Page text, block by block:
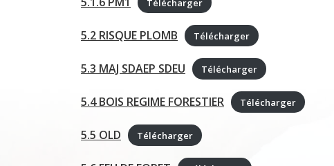
Télécharger
5.2 RISQUE PLOMB Télécharger
5.3 MAJ SDAEP SDEU Télécharger
5.4 BOIS REGIME FORESTIER Télécharger
5.5 OLD Télécharger